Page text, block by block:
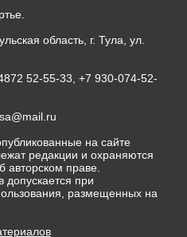
область, г. Тула, ул.
52-55-33, +7 930-074-52-
на сайте
редакции и охраняются
авторском праве.
допускается при
размещенных на